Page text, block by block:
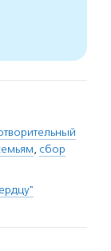
, сбор